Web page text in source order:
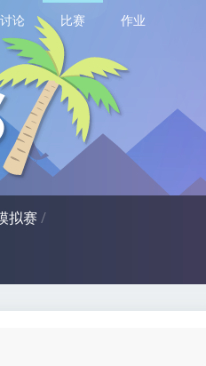
讨论 比赛 作业
拟赛 /